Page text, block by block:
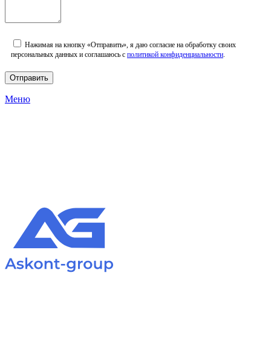
Нажимая на кнопку «Отправить», я даю согласие на обработку своих
персональных данных и соглашаюсь с политикой конфиденциальности
Меню